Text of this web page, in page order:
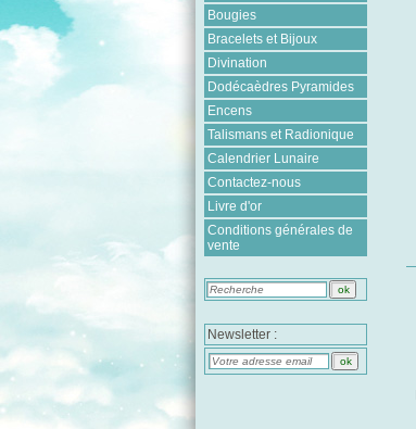
Bougies
Bracelets et Bijoux
Divination
Dodécaèdres Pyramides
Encens
Talismans et Radionique
Calendrier Lunaire
Contactez-nous
Livre d'or
Conditions générales de
vente
Newsletter :